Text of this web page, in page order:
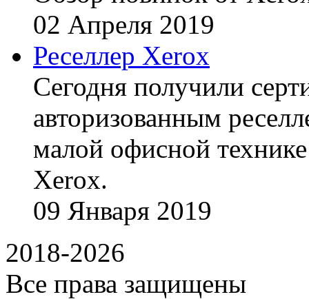
02 Апреля 2019
Реселлер Xerox
Сегодня получили
авторизованным
малой офисной
Xerox.
09 Января 2019
2018-2026
Все права защищены